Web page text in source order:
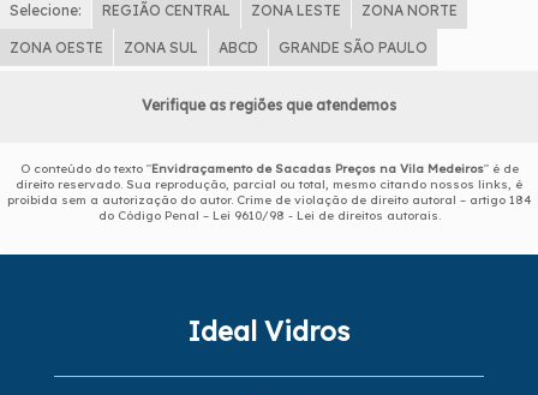
Selecione: REGIÃO CENTRAL ZONA LESTE ZONA NORTE
ZONA OESTE ZONA SUL ABCD GRANDE SÃO PAULO
Verifique as regiões que atendemos
O conteúdo do texto "Envidraçamento de Sacadas Preços na Vila Medeiros" é de
direito reservado. Sua reprodução, parcial ou total, mesmo citando nossos links, é
proibida sem a autorização do autor. Crime de violação de direito autoral – artigo 184
do Código Penal – Lei 9610/98 - Lei de direitos autorais.
Ideal Vidros